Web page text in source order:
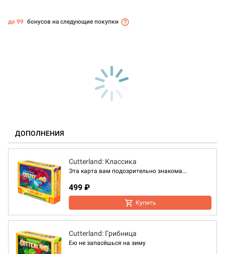
до 99 бонусов на следующие покупки
ДОПОЛНЕНИЯ
Cutterland: Классика
Эта карта вам подозрительно знакома...
499 ₽
Купить
Cutterland: Грибница
Ею не запасёшься на зиму